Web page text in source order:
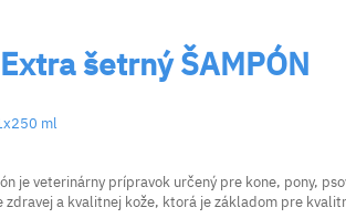
šetrný ŠAMPÓN
ml
je veterinárny prípravok určený pre kone, pony,
zdravej a kvalitnej kože, ktorá je základom pre